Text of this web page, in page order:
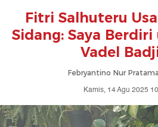
Fitri Salhuteru
Sidang: Saya
Vadel
Febryantino Nur
Kamis, 14 Agu 2025